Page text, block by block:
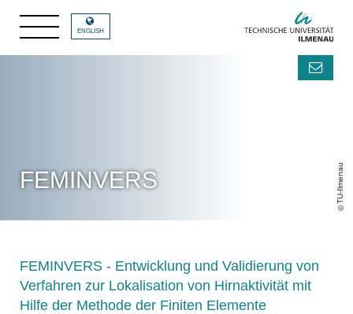
TU-Ilmenau
ENGLISH
FEMINVERS
FEMINVERS - Entwicklung und Validierung von
Verfahren zur Lokalisation von Hirnaktivität mit
Hilfe der Methode der Finiten Elemente